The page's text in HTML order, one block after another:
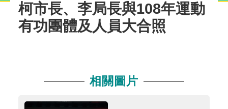
柯市長、李局長與108年運動
有功團體及人員大合照
相關圖片